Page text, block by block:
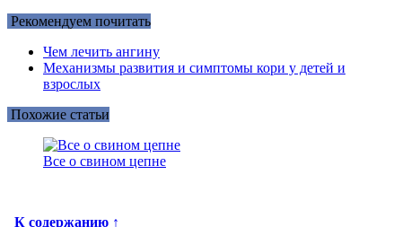
Рекомендуем почитать
Чем лечить ангину
Механизмы развития и симптомы кори у детей и
взрослых
Похожие статьи
Все о свином цепне
К содержанию ↑